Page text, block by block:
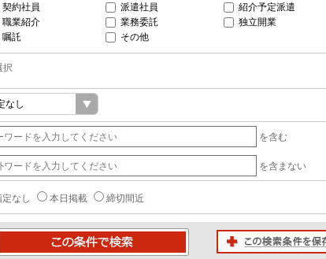
契約社員
派遣社員
紹介予定派遣
職業紹介
業務委託
独立開業
嘱託
その他
択
を含む
を含まない
定なし 本日掲載 締切間近